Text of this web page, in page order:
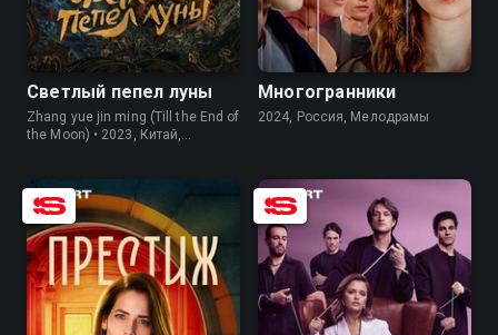
8.6 8.2
Светлый пепел луны
Zhang yue jin ming (Till the End of
the Moon) • 2023, Китай,
7.3 6.2
Многогранники
2024, Россия, Мелодрамы